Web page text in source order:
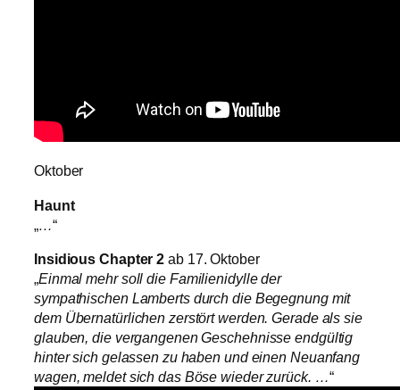
Oktober
Haunt
“
Insidious Chapter 2 ab 17. Oktober
„Einmal mehr soll die Familienidylle der
sympathischen Lamberts durch die Begegnung mit
dem Übernatürlichen zerstört werden. Gerade als sie
glauben, die vergangenen Geschehnisse endgültig
hinter sich gelassen zu haben und einen Neuanfang
wagen, meldet sich das Böse wieder zurück. …“